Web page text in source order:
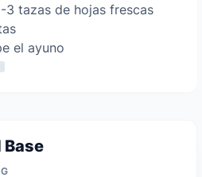
3 tazas de hojas frescas
el ayuno